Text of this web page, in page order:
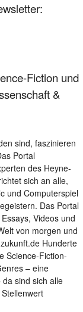
Fiction und
&
sind, faszinieren
Portal
des Heyne-
sich an alle,
und Computerspiel
Das Portal
Videos und
von morgen und
Hunderte
Science-Fiction-
– eine
sind sich alle